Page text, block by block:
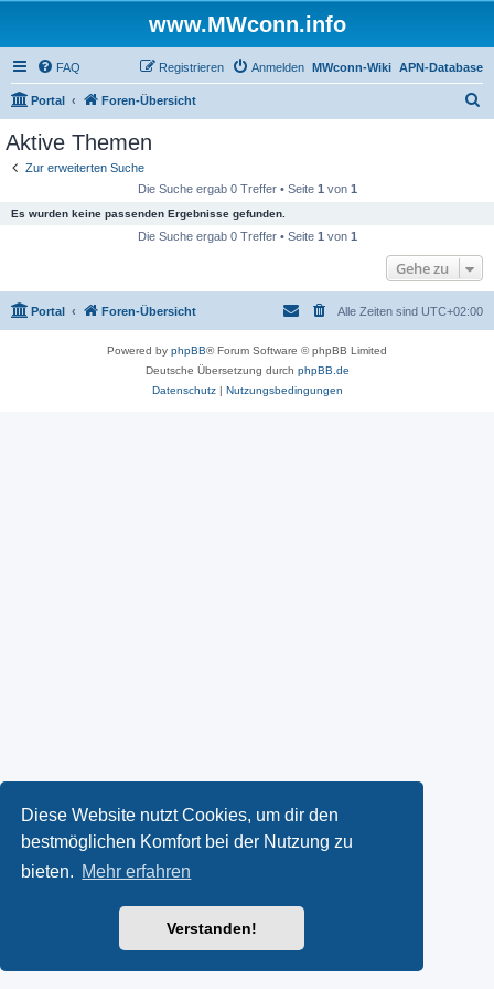
Diese Website nutzt Cookies, um dir den
bestmöglichen Komfort bei der Nutzung zu
bieten. Mehr erfahren
Verstanden!
www.MWconn.info
FAQ APN-Database
MWconn-Wiki
Anmelden
Registrieren
Portal Foren-Übersicht
Aktive Themen
Zur erweiterten Suche
Die Suche ergab 0 Treffer • Seite 1 von 1
Es wurden keine passenden Ergebnisse gefunden.
Die Suche ergab 0 Treffer • Seite 1 von 1
Gehe zu
Portal Foren-Übersicht Alle Zeiten sind UTC+02:00
Powered by phpBB® Forum Software © phpBB Limited
Deutsche Übersetzung durch phpBB.de
Datenschutz| Nutzungsbedingungen